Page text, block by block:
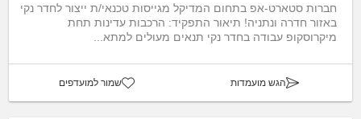
חברות סטארט-אפ בתחום המדיקל מגייסות טכנאי/ת ייצור לחדר נקי
באזור חדרה ונתניה! תיאור התפקיד: הרכבות עדינות תחת
מיקרוסקופ עבודה בחדר נקי תנאים מעולים למתא...
הגש מועמדות שמור למועדפים